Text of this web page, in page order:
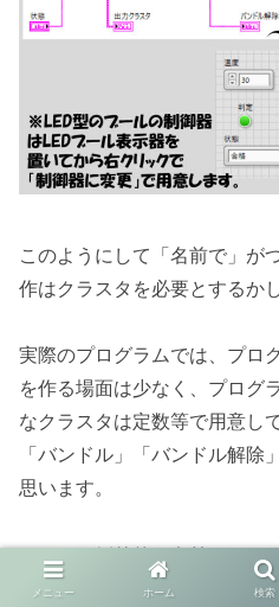
このようにして「名前で」が
作はクラスタを必要とするか
実際のプログラムでは、プロ
を作る場面は少なく、プログ
なクラスタは定数等で用意し
「バンドル」「バンドル解除
思います。
ただし、例外的に名前にこだ
意する必要があるケースが
メニュー ホーム 検索